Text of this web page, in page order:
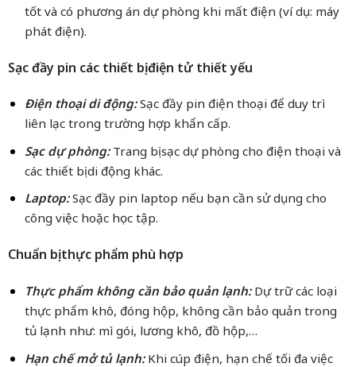
tốt và có phương án dự phòng khi mất điện (ví dụ: máy
phát điện).
Sạc đầy pin các thiết bị điện tử thiết yếu
Điện thoại di động:Sạc đầy pin điện thoại để duy trì
liên lạc trong trường hợp khẩn cấp.
Sạc dự phòng: Trang bị sạc dự phòng cho điện thoại và
các thiết bị di động khác.
Laptop:Sạc đầy pin laptop nếu bạn cần sử dụng cho
công việc hoặc học tập.
Chuẩn bị thực phẩm phù hợp
Thực phẩm không cần bảo quản lạnh: Dự trữ các loại
thực phẩm khô, đóng hộp, không cần bảo quản trong
tủ lạnh như: mì gói, lương khô, đồ hộp,…
Hạn chế mở tủ lạnh:Khi cúp điện, hạn chế tối đa việc